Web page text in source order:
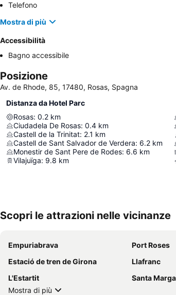
Telefono
Mostra di più
Accessibilità
Bagno accessibile
Posizione
Av. de Rhode, 85, 17480, Rosas, Spagna
Distanza da Hotel Parc
Rosas: 0.2 km
Ciudadela De Rosas: 0.4 km
Castell de la Trinitat: 2.1 km
Castell de Sant Salvador de Verdera: 6.2 km
Monestir de Sant Pere de Rodes: 6.6 km
Vilajuïga: 9.8 km
Scopri le attrazioni nelle vicinanze
Empuriabrava Port Roses
Estació de tren de Girona
Llafranc
L'Estartit
Santa
Mostra di più